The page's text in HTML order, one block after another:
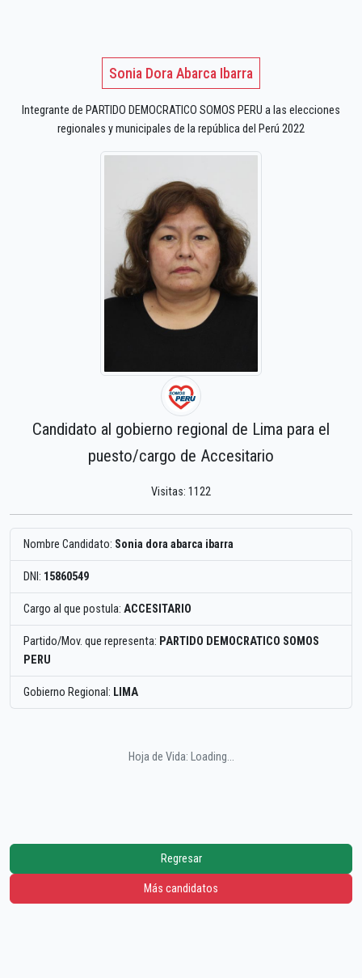
Sonia Dora Abarca Ibarra
Integrante de PARTIDO DEMOCRATICO SOMOS PERU a las elecciones
regionales y municipales de la república del Perú 2022
Candidato al gobierno regional de Lima para el
puesto/cargo de Accesitario
Visitas: 1122
Nombre Candidato: Sonia dora abarca ibarra
DNI: 15860549
Cargo al que postula: ACCESITARIO
Partido/Mov. que representa: PARTIDO DEMOCRATICO SOMOS
PERU
Gobierno Regional: LIMA
Hoja de Vida: Loading...
Regresar
Más candidatos